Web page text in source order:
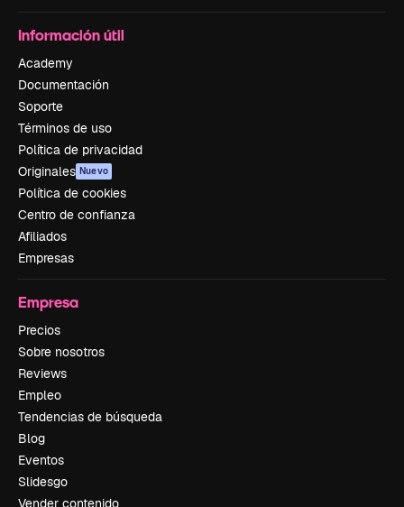
Información útil
Academy
Documentación
Soporte
Términos de uso
Política de privacidad
Originales Nuevo
Política de cookies
Centro de confianza
Afiliados
Empresas
Empresa
Precios
Sobre nosotros
Reviews
Empleo
Tendencias de búsqueda
Blog
Eventos
Slidesgo
Vender contenido